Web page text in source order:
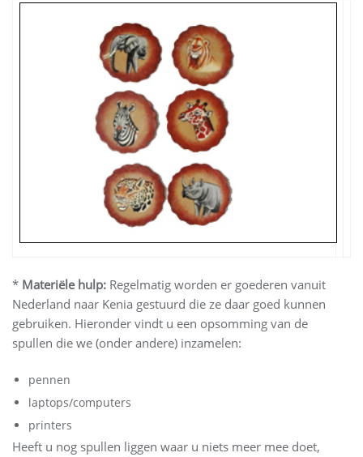
* Materiële hulp: Regelmatig worden er goederen vanuit
Nederland naar Kenia gestuurd die ze daar goed kunnen
gebruiken. Hieronder vindt u een opsomming van de
spullen die we (onder andere) inzamelen:
pennen
laptops/computers
printers
Heeft u nog spullen liggen waar u niets meer mee doet,